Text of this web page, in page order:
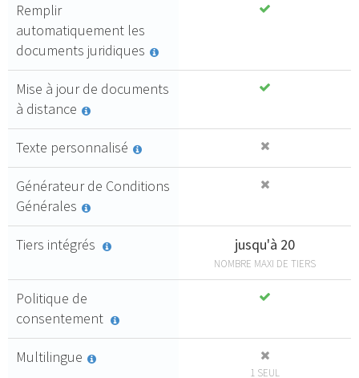
Remplir
automatiquement les
documents juridiques
Mise à jour de documents
à distance
Texte personnalisé
Générateur de Conditions
Générales
Tiers intégrés jusqu'à 20
NOMBRE MAXI DE TIERS
Politique de
consentement
Multilingue
1 SEUL